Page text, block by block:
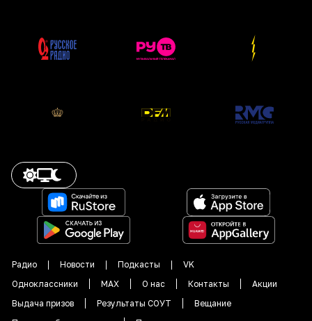
Радио Новости Подкасты
VK
Одноклассники
MAX О нас Контакты
Акции
Выдача призов
Результаты СОУТ
Вещание